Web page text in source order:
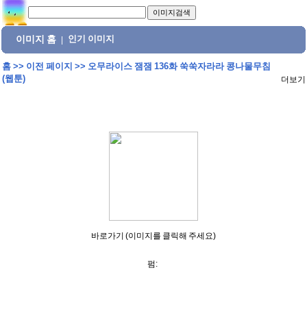
이미지 홈 인기 이미지
홈>> 이전 페이지 >> 오무라이스 잼잼 136화 쑥쑥자라라 콩나물무침
(웹툰)
더보기
바로가기 (이미지를 클릭해 주세요)
펌: